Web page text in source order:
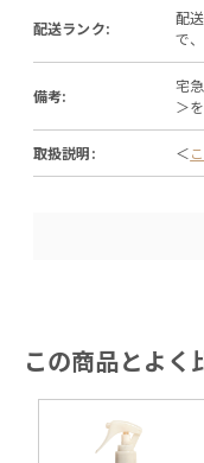
配送ランク:
配
で、
備考:
宅
＞
取扱説明: ＜
この商品とよく